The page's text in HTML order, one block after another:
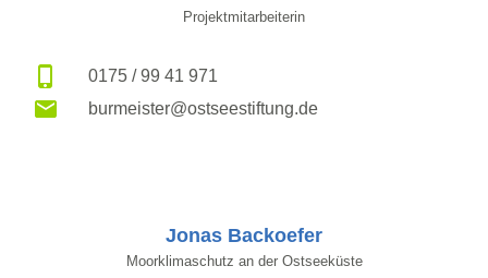
Projektmitarbeiterin
0175 / 99 41 971
burmeister@ostseestiftung.de
Jonas Backoefer
Moorklimaschutz an der Ostseeküste